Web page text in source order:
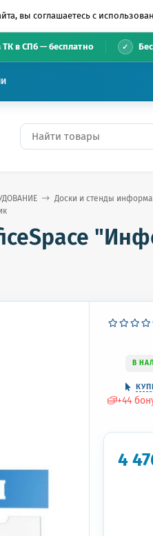
вы соглашаетесь с
в СПб — бесплатно
Доски и стенды
В
+44
4